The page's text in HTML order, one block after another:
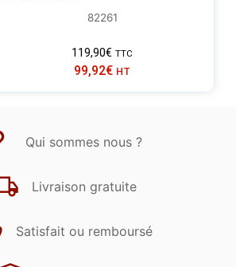
82261
119,90€ TTC
99,92€ HT
Qui sommes nous ?
Livraison gratuite
Satisfait ou remboursé